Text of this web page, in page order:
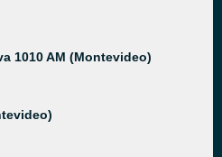
1010 AM (Montevideo)